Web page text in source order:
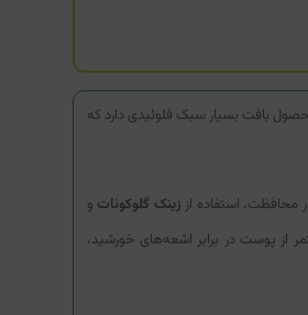
بافت بسیار سبک فلوئیدی دارد که
زینک گلوکونات و
پوست در برابر اشعه‌های خورشید،